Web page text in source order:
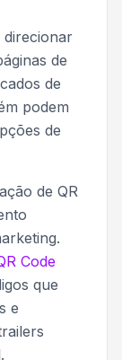
direcionar
de
de
podem
de
de QR
Code
que
e